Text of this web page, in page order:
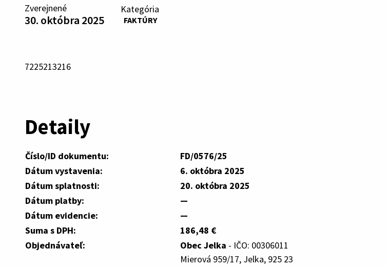
Zverejnené
30. októbra 2025
Kategória
FAKTÚRY
7225213216
Detaily
Číslo/ID dokumentu:
FD/0576/25
Dátum vystavenia:
6. októbra 2025
Dátum splatnosti:
20. októbra 2025
Dátum platby:
—
Dátum evidencie:
—
Suma s DPH:
186,48 €
Objednávateľ:
Obec Jelka - IČO: 00306011
Mierová 959/17, Jelka, 925 23